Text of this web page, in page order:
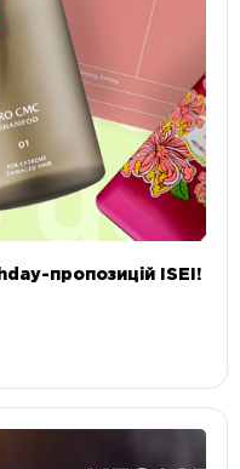
пропозицій ISEI!